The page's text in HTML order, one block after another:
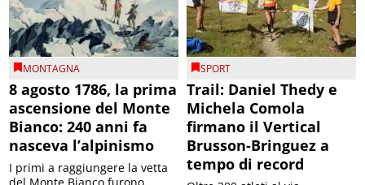
MONTAGNA
8 agosto 1786, la prima
ascensione del Monte
Bianco: 240 anni fa
nasceva l’alpinismo
I primi a raggiungere la vetta
SPORT
Trail: Daniel Thedy e
Michela Comola
firmano il Vertical
Brusson-Bringuez a
tempo di record